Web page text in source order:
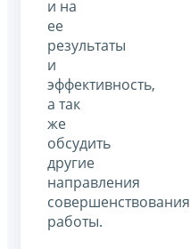
и на
ее
результаты
и
эффективность,
а так
же
обсудить
другие
направления
совершенствования
работы.